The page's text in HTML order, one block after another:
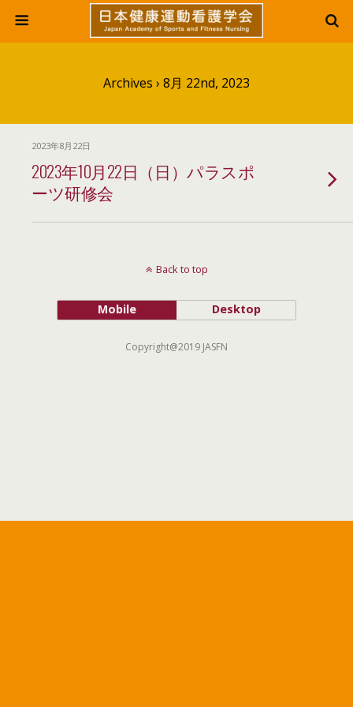
Archives › 8月 22nd, 2023
2023年8月22日
2023年10月22日（日）パラスポ
ーツ研修会
Back to top
Mobile Desktop
Copyright@2019 JASFN